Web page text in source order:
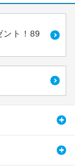
ント！89